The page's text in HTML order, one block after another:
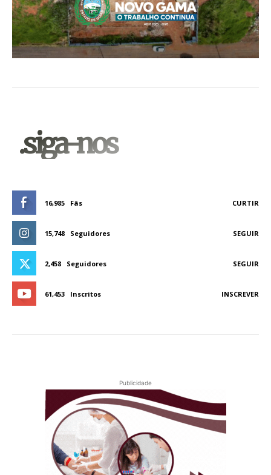
.siga-nos
16,985 Fãs CURTIR
15,748 Seguidores SEGUIR
2,458 Seguidores SEGUIR
61,453 Inscritos INSCREVER
Publicidade